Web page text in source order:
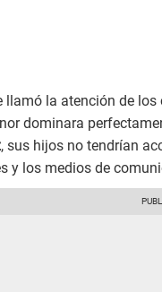
llamó la atención de
dominara
, sus hijos no tendrían
y los medios de